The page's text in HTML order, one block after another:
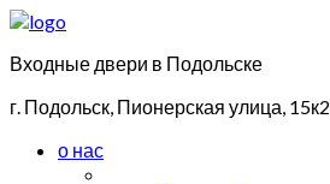
Входные двери в Подольске
г. Подольск, Пионерская улица, 15к2
о нас